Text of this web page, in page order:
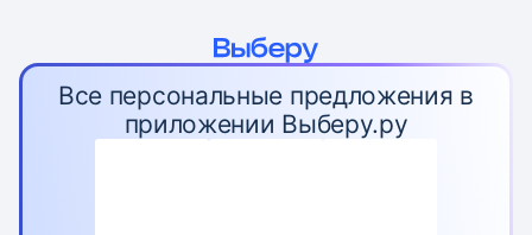
Все персональные предложения в
приложении Выберу.ру